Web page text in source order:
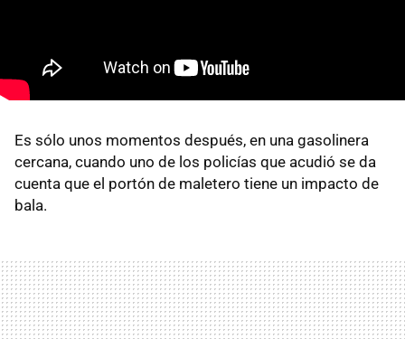
Es sólo unos momentos después, en una gasolinera
cercana, cuando uno de los policías que acudió se da
cuenta que el portón de maletero tiene un impacto de
bala.